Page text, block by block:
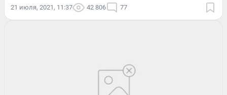
21 июля, 2021, 11:37 42 806 77